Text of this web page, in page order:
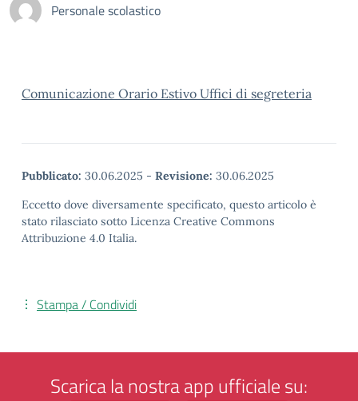
Personale scolastico
Comunicazione Orario Estivo Uffici di segreteria
Pubblicato: 30.06.2025 - Revisione: 30.06.2025
Eccetto dove diversamente specificato, questo articolo è
stato rilasciato sotto Licenza Creative Commons
Attribuzione 4.0 Italia.
Stampa / Condividi
Scarica la nostra app ufficiale su: